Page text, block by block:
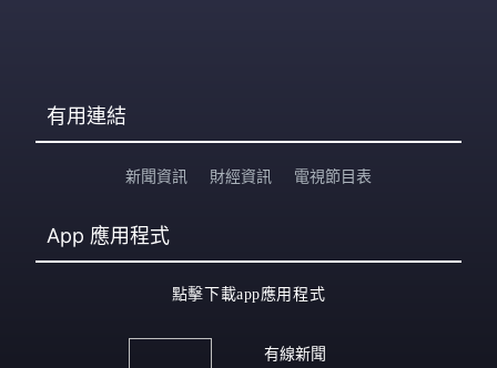
有用連結
新聞資訊 財經資訊 電視節目表
App 應用程式
點擊下載app應用程式
有線新聞